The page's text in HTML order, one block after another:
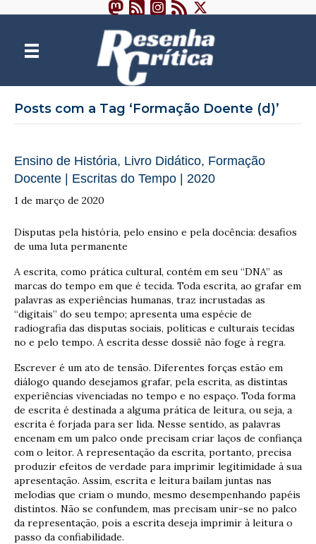
Posts com a Tag ‘Formação Doente (d)’
Ensino de História, Livro Didático, Formação
Docente | Escritas do Tempo | 2020
1 de março de 2020
Disputas pela história, pelo ensino e pela docência: desafios
de uma luta permanente
A escrita, como prática cultural, contém em seu “DNA” as
marcas do tempo em que é tecida. Toda escrita, ao grafar em
palavras as experiências humanas, traz incrustadas as
“digitais” do seu tempo; apresenta uma espécie de
radiografia das disputas sociais, políticas e culturais tecidas
no e pelo tempo. A escrita desse dossiê não foge à regra.
Escrever é um ato de tensão. Diferentes forças estão em
diálogo quando desejamos grafar, pela escrita, as distintas
experiências vivenciadas no tempo e no espaço. Toda forma
de escrita é destinada a alguma prática de leitura, ou seja, a
escrita é forjada para ser lida. Nesse sentido, as palavras
encenam em um palco onde precisam criar laços de confiança
com o leitor. A representação da escrita, portanto, precisa
produzir efeitos de verdade para imprimir legitimidade à sua
apresentação. Assim, escrita e leitura bailam juntas nas
melodias que criam o mundo, mesmo desempenhando papéis
distintos. Não se confundem, mas precisam unir-se no palco
da representação, pois a escrita deseja imprimir à leitura o
passo da confiabilidade.